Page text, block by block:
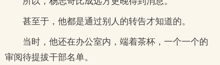
甚至于，他都是通过别人的转告才知道的。
当时，他还在办公室内，端着茶杯，一个一个的
审阅待提拔干部名单。